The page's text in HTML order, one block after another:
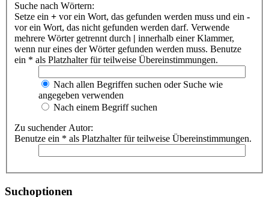
Suche nach Wörtern:
Setze ein + vor ein Wort, das gefunden werden muss und ein -
vor ein Wort, das nicht gefunden werden darf. Verwende
mehrere Wörter getrennt durch | innerhalb einer Klammer,
wenn nur eines der Wörter gefunden werden muss. Benutze
ein * als Platzhalter für teilweise Übereinstimmungen.
Nach allen Begriffen suchen oder Suche wie
angegeben verwenden
Nach einem Begriff suchen
Zu suchender Autor:
Benutze ein * als Platzhalter für teilweise Übereinstimmungen.
Suchoptionen